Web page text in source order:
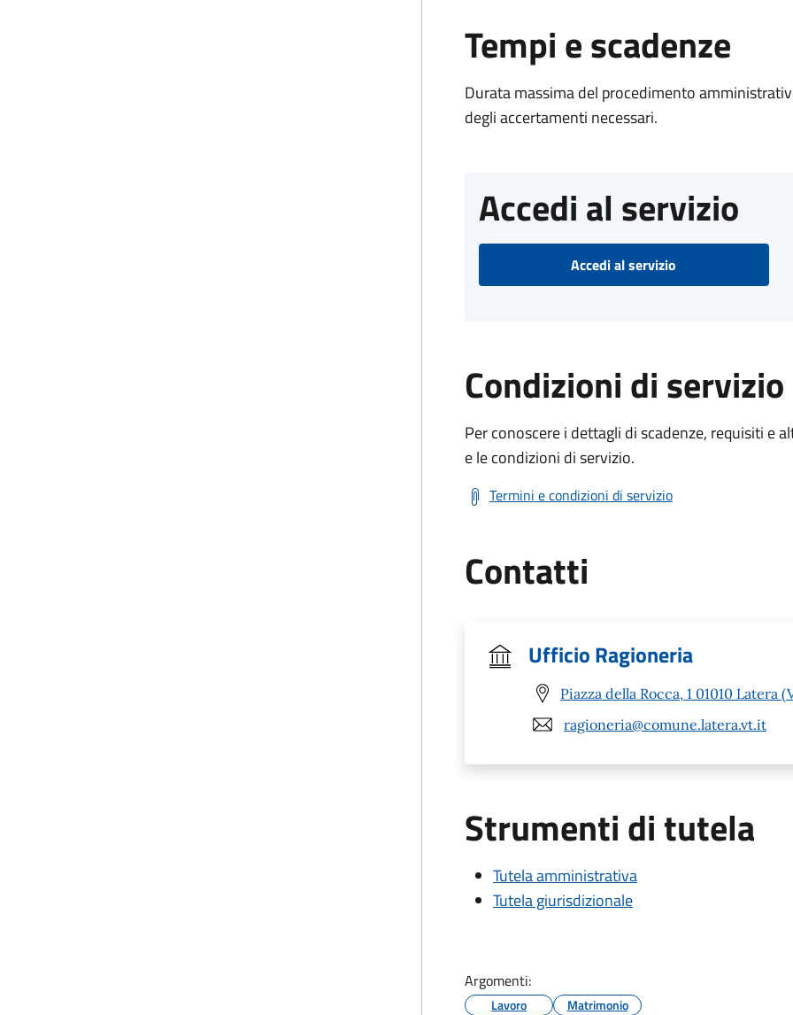
Tempi e scadenze
Durata massima del procedimento
degli accertamenti necessari.
Accedi al servizio
Accedi al servizio
Condizioni di servizio
Per conoscere i dettagli di scadenze, requisiti e
e le condizioni di servizio.
Termini e condizioni di servizio
Contatti
Ufficio Ragioneria
Piazza della Rocca, 1 01010 Latera
ragioneria@comune.latera.vt.it
Strumenti di tutela
Tutela amministrativa
Tutela giurisdizionale
Argomenti:
Lavoro Matrimonio